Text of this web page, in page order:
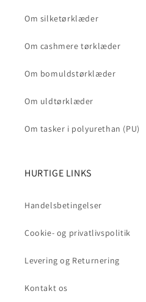
Om silketørklæder
Om cashmere tørklæder
Om bomuldstørklæder
Om uldtørklæder
Om tasker i polyurethan (PU)
HURTIGE LINKS
Handelsbetingelser
Cookie- og privatlivspolitik
Levering og Returnering
Kontakt os